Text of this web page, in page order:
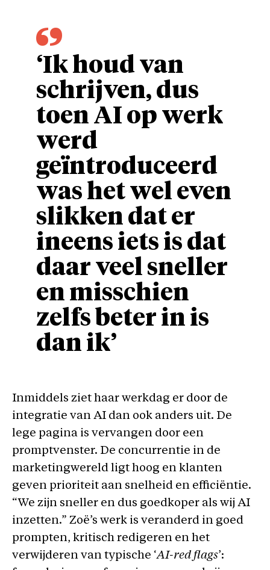
‘Ik houd van
schrijven, dus
toen AI op werk
werd
geïntroduceerd
was het wel even
slikken dat er
ineens iets is dat
daar veel sneller
en misschien
zelfs beter in is
dan ik’
Inmiddels ziet haar werkdag er door de
integratie van AI dan ook anders uit. De
lege pagina is vervangen door een
promptvenster. De concurrentie in de
marketingwereld ligt hoog en klanten
geven prioriteit aan snelheid en efficiëntie.
“We zijn sneller en dus goedkoper als wij AI
inzetten.” Zoë’s werk is veranderd in goed
prompten, kritisch redigeren en het
verwijderen van typische ‘AI-red flags’: